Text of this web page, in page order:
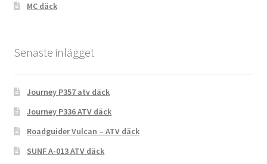
MC däck
Senaste inlägget
Journey P357 atv däck
Journey P336 ATV däck
Roadguider Vulcan – ATV däck
SUNF A-013 ATV däck